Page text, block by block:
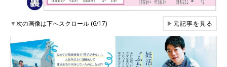
▼次の画像は下へスクロール (6/17) ▶元記事を見る